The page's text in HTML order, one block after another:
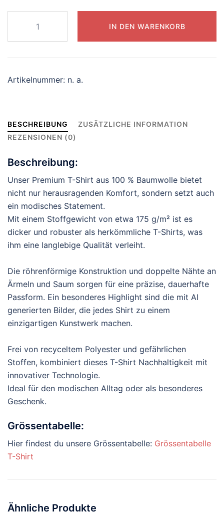
griffin
Menge
IN DEN WARENKORB
Artikelnummer: n. a.
BESCHREIBUNG
ZUSÄTZLICHE INFORMATION
REZENSIONEN (0)
Beschreibung:
Unser Premium T-Shirt aus 100 % Baumwolle bietet
nicht nur herausragenden Komfort, sondern setzt auch
ein modisches Statement.
Mit einem Stoffgewicht von etwa 175 g/m² ist es
dicker und robuster als herkömmliche T-Shirts, was
ihm eine langlebige Qualität verleiht.
Die röhrenförmige Konstruktion und doppelte Nähte an
Ärmeln und Saum sorgen für eine präzise, dauerhafte
Passform. Ein besonderes Highlight sind die mit AI
generierten Bilder, die jedes Shirt zu einem
einzigartigen Kunstwerk machen.
Frei von recyceltem Polyester und gefährlichen
Stoffen, kombiniert dieses T-Shirt Nachhaltigkeit mit
innovativer Technologie.
Ideal für den modischen Alltag oder als besonderes
Geschenk.
Grössentabelle:
Hier findest du unsere Grössentabelle: Grössentabelle
T-Shirt
Ähnliche Produkte